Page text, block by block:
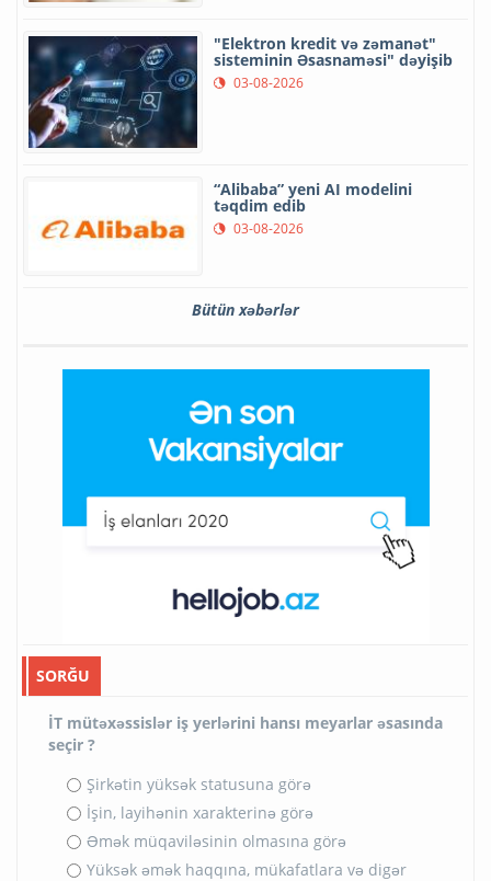
"Elektron kredit və zəmanət"
sisteminin Əsasnaməsi" dəyişib
03-08-2026
“Alibaba” yeni AI modelini
təqdim edib
03-08-2026
Bütün xəbərlər
SORĞU
İT mütəxəssislər iş yerlərini hansı meyarlar əsasında
seçir ?
Şirkətin yüksək statusuna görə
İşin, layihənin xarakterinə görə
Əmək müqaviləsinin olmasına görə
Yüksək əmək haqqına, mükafatlara və digər